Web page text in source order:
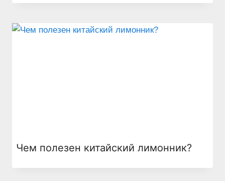
Чем полезен китайский лимонник?